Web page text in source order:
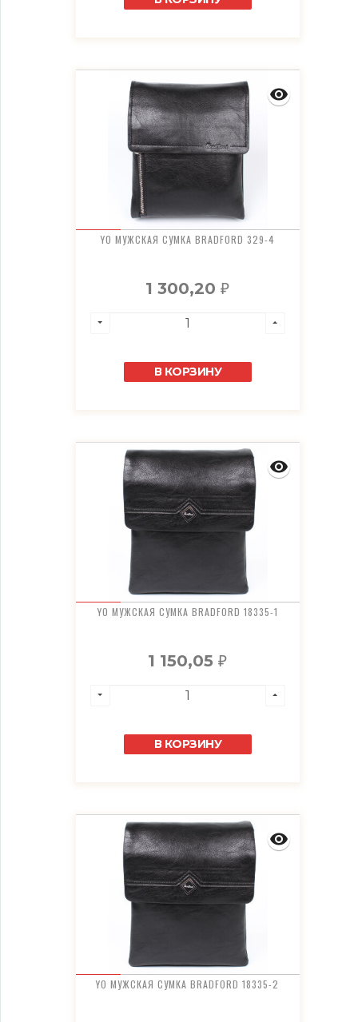
YO МУЖСКАЯ СУМКА BRADFORD 329-4
1 300,20₽
В КОРЗИНУ
YO МУЖСКАЯ СУМКА BRADFORD 18335-1
1 150,05₽
В КОРЗИНУ
YO МУЖСКАЯ СУМКА BRADFORD 18335-2